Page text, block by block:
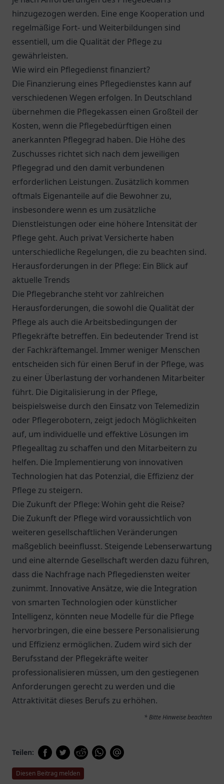
hinzugezogen werden. Eine enge Kooperation und
regelmäßige Fort- und Weiterbildungen sind
essentiell, um die Qualität der Pflege zu
gewährleisten.
Wie wird ein Pflegedienst finanziert?
Die Finanzierung eines Pflegedienstes kann auf
verschiedenen Wegen erfolgen. In Deutschland
übernehmen die Pflegekassen einen Großteil der
Kosten, wenn die Pflegebedürftigen einen
anerkannten Pflegegrad haben. Die Höhe des
Zuschusses richtet sich nach dem jeweiligen
Pflegegrad und den damit verbundenen
erforderlichen Leistungen. Zusätzlich kommen
oftmals Eigenanteile auf die Bewohner zu,
insbesondere wenn es um zusätzliche
Dienstleistungen oder eine höhere Intensität der
Pflege geht. Auch privat Versicherte haben
unterschiedliche Regelungen, die zu beachten sind.
Herausforderungen in der Pflege: Ein Blick auf
aktuelle Trends
Die Pflegebranche steht vor zahlreichen
Herausforderungen, die sowohl die Qualität der
Pflege als auch die Arbeitsbedingungen der
Pflegekräfte betreffen. Ein bedeutender Trend ist
der Fachkräftemangel. Immer weniger Menschen
entscheiden sich für einen Beruf in der Pflege, was
zu einer Überlastung der vorhandenen Mitarbeiter
führt. Die Digitalisierung in der Pflege,
beispielsweise durch den Einsatz von Telemedizin
oder Pflegerobotern, zeigt jedoch Möglichkeiten
auf, um individuelle und effektive Lösungen im
Pflegealltag zu schaffen und den Mitarbeitern zu
helfen. Die Implementierung von innovativen
Technologien hat das Potenzial, die Effizienz der
Pflege zu steigern.
Die Zukunft der Pflege: Wohin geht die Reise?
Die Zukunft der Pflege wird voraussichtlich von
weiteren gesellschaftlichen Veränderungen
maßgeblich beeinflusst. Steigende Lebenserwartung
und eine alternde Gesellschaft werden dazu führen,
dass die Nachfrage nach Pflegediensten weiter
zunimmt. Innovative Ansätze, wie die Integration
von smarten Technologien oder künstlicher
Intelligenz, könnten neue Modelle für die Pflege
hervorbringen, die eine bessere Personalisierung
und Effizienz ermöglichen. Zudem wird sich der
Berufsstand der Pflegekräfte weiter
professionalisieren müssen, um den gestiegenen
Anforderungen gerecht zu werden und die
Attraktivität dieses Berufs zu erhöhen.
* Bitte Hinweise beachten
Teilen:
Diesen Beitrag melden